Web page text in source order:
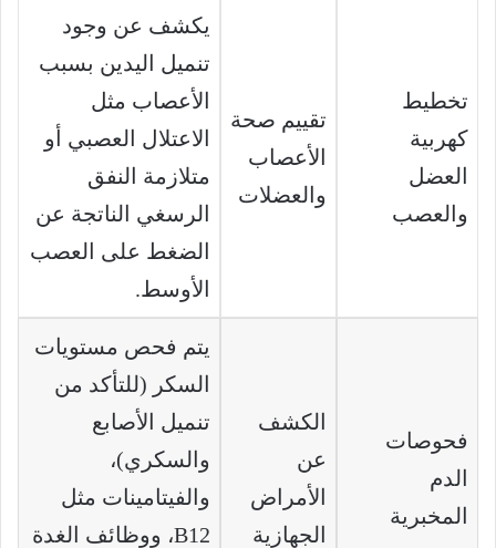
تخطيط
كهربية
العضل
والعصب
تقييم صحة
الأعصاب
والعضلات
يكشف عن وجود
تنميل اليدين بسبب
الأعصاب مثل
الاعتلال العصبي أو
متلازمة النفق
الرسغي الناتجة عن
الضغط على العصب
الأوسط.
فحوصات
الدم
المخبرية
الكشف
عن
الأمراض
الجهازية
يتم فحص مستويات
السكر (للتأكد من
تنميل الأصابع
والسكري)،
والفيتامينات مثل
B12، ووظائف الغدة